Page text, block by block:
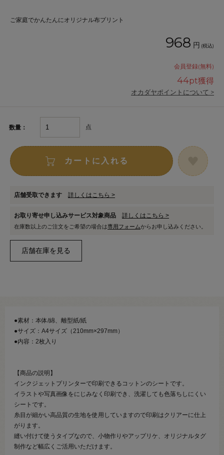
ご家庭でかんたんにオリジナル布プリント
968 円 (税込)
会員登録(無料)
44pt獲得
オカダヤポイントについて >
数量： 点
カートに入れる
店舗受取できます 詳しくはこちら >
お取り寄せ申し込みサービス対象商品 詳しくはこちら >
在庫数以上のご注文をご希望の場合は専用フォームからお申し込みください。
●素材：本体/綿、離型紙/紙
●サイズ：A4サイズ（210mm×297mm）
●内容：2枚入り
【商品の説明】
インクジェットプリンターで印刷できるコットンのシートです。
イラストや写真画像をにじみなく印刷でき、洗濯しても色落ちしにくい
シートです。
糸目が細かい高品質の生地を使用していますので印刷はクリアーに仕上
がります。
縫い付けて使うタイプなので、小物作りやアップリケ、オリジナルタグ
制作など幅広くご活用いただけます。